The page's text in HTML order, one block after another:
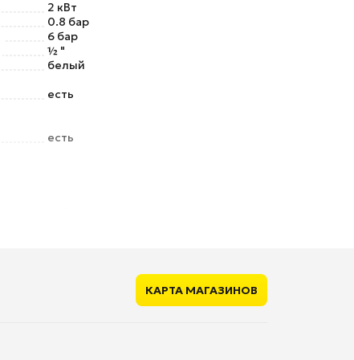
2 кВт
0.8 бар
6 бар
½ "
белый
есть
есть
КАРТА МАГАЗИНОВ